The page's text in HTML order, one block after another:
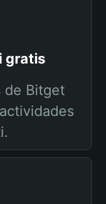
gratis
de Bitget